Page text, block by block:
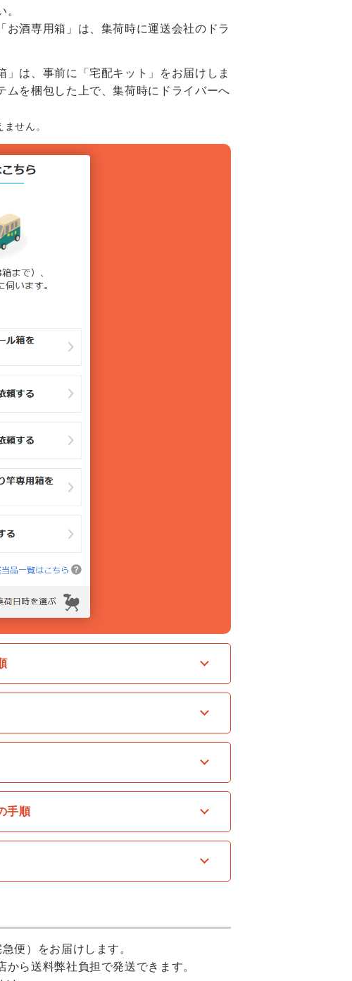
お酒専用箱」は、集荷時に運送会社のドラ
」は、事前に「宅配キット」をお届けしま
を梱包した上で、集荷時にドライバーへ
せん。
手順
便）をお届けします。
ら送料弊社負担で発送できます。